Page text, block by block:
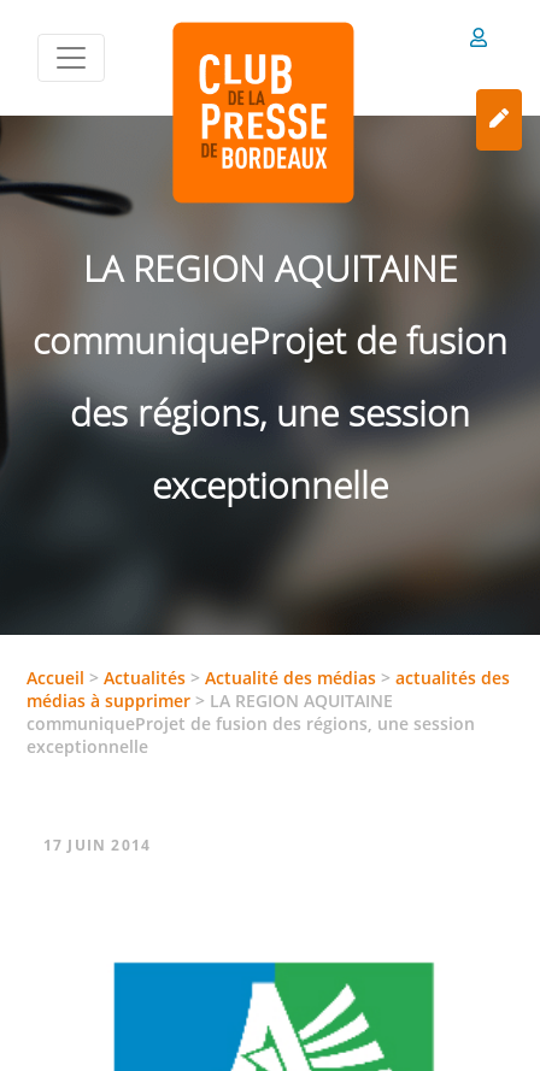
LA REGION AQUITAINE
communiqueProjet de fusion
des régions, une session
exceptionnelle
Accueil >Actualités >Actualité des médias >actualités des
médias à supprimer > LA REGION AQUITAINE
communiqueProjet de fusion des régions, une session
exceptionnelle
17 JUIN 2014